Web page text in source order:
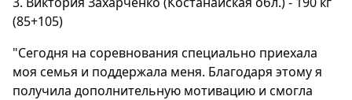
(85+105)
"Сегодня на соревнования специально приехала
моя семья и поддержала меня. Благодаря этому я
получила дополнительную мотивацию и смогла